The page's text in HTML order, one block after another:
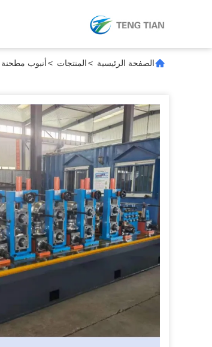
الصفحة الرئيسية >المنتجات >أنبوب مطحنة